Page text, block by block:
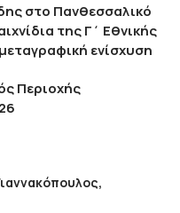
στο Πανθεσσαλικό
της Γ΄ Εθνικής
ενίσχυση
Περιοχής